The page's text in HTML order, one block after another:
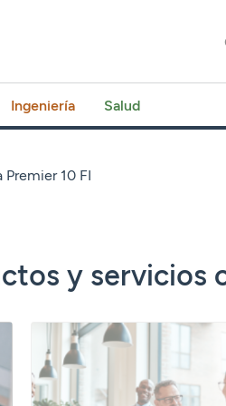
Ingeniería Salud
Premier 10 FI
y servicios